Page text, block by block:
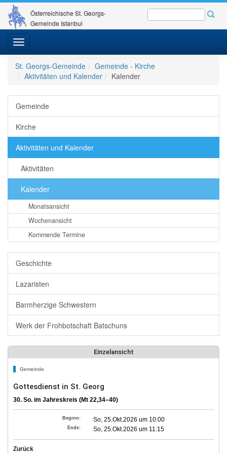
Österreichische St. Georgs-
Gemeinde Istanbul
Toggle
navigation
St. Georgs-Gemeinde
Gemeinde - Kirche
Aktivitäten und Kalender
Kalender
Gemeinde
Kirche
Aktivitäten und Kalender
Aktivitäten
Kalender
Monatsansicht
Wochenansicht
Kommende Termine
Geschichte
Lazaristen
Barmherzige Schwestern
Werk der Frohbotschaft Batschuns
Einzelansicht
Gemeinde
Gottesdienst in St. Georg
30. So. im Jahreskreis (Mt 22,34–40)
Beginn: So, 25.Okt.2026 um 10:00
Ende: So, 25.Okt.2026 um 11:15
Zurück